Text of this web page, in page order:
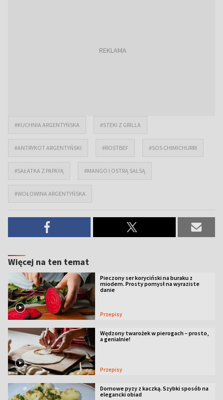
#KUCHNIA ARGENTYŃSKA #STEKI Z GRILLA
#ANTRYKOT ARGENTYŃSKI #ROSTBEF #SOS CHIMICHURRI
#SAŁATKA Z PAPAYĄ #MANGO I OSTRĄ SALSĄ
#WOŁOWINA ARGENTYŃSKA
Więcej na ten temat
Pieczony ser koryciński na buraku z
miodem. Prosty pomysł na wyraziste
danie
Przepisy
Wędzony twarożek w pierogach – prosto,
a genialnie!
Przepisy
Domowe pyzy z kaczką. Szybki sposób na
elegancki obiad